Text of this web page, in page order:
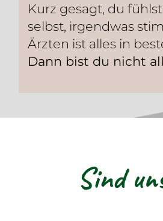
Kurz gesagt, du
selbst, irgendwas
Ärzten ist alles in
Dann bist du nicht
Sind